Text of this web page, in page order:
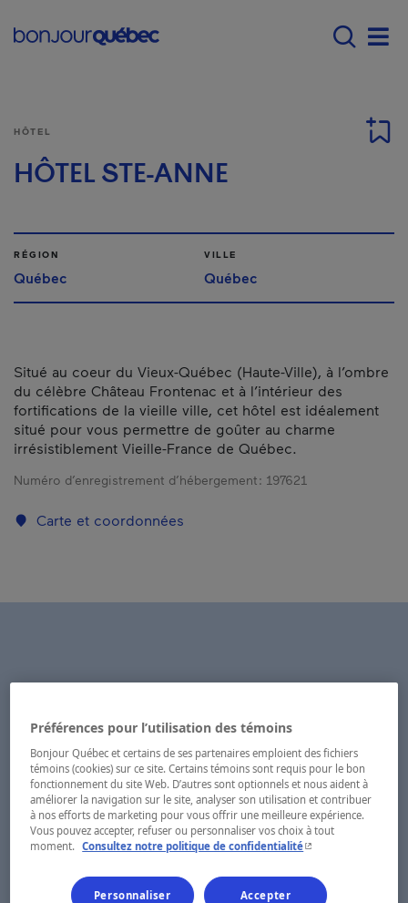
Main navigation -
HÔTEL
HÔTEL STE-ANNE
RÉGION
Québec
VILLE
Québec
Situé au coeur du Vieux-Québec (Haute-Ville), à l’ombre
du célèbre Château Frontenac et à l’intérieur des
fortifications de la vieille ville, cet hôtel est idéalement
situé pour vous permettre de goûter au charme
irrésistiblement Vieille-France de Québec.
Numéro d’enregistrement d’hébergement : 197621
Carte et coordonnées
Préférences pour l’utilisation des témoins
Bonjour Québec et certains de ses partenaires emploient des fichiers
témoins (cookies) sur ce site. Certains témoins sont requis pour le bon
fonctionnement du site Web. D’autres sont optionnels et nous aident à
améliorer la navigation sur le site, analyser son utilisation et contribuer
à nos efforts de marketing pour vous offrir une meilleure expérience.
Vous pouvez accepter, refuser ou personnaliser vos choix à tout
moment.
Consultez notre politique de confidentialité- Cet hyperlien
Personnaliser Accepter